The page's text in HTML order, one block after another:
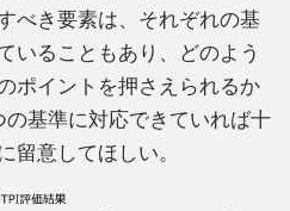
べき要素は、それぞれの基
いることもあり、どのよう
ポイントを押さえられるか
基準に対応できていれば十
留意してほしい。